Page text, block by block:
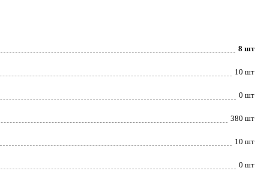
8 шт
10 шт
0 шт
380 шт
10 шт
0 шт